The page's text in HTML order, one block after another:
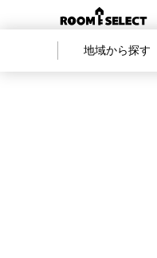
地域から探す